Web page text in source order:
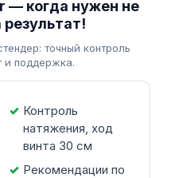
— когда нужен не
результат!
точный контроль
и поддержка.
Контроль
натяжения, ход
винта 30 см
Рекомендации по